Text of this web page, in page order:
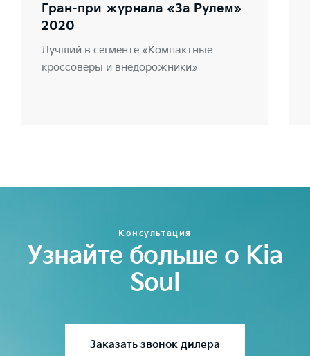
Гран-при журнала «За Рулем»
2020
Лучший в сегменте «Компактные
кроссоверы и внедорожники»
Консультация
Узнайте больше о Kia
Soul
Заказать звонок дилера